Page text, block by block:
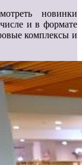
новинки
и в формате
комплексы и